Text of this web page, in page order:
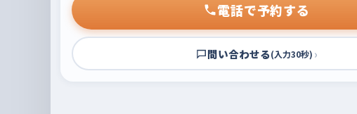
電話で予約する
問い合わせる(入力30秒) ›